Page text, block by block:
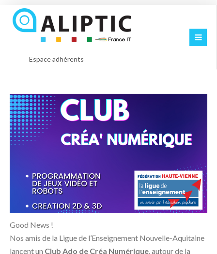
Espace adhérents
Good News !
Nos amis de la Ligue de l’Enseignement Nouvelle-Aquitaine
lancent un Club Ado de Créa Numérique, autour de la